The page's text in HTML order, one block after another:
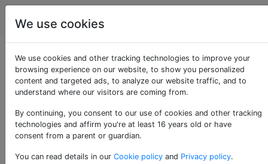
Apple
IPhone 6s-Apps
werden in iTunes
unter Windows 10
nicht angezeigt
We use cookies
We use cookies and other tracking technologies to improve your
browsing experience on our website, to show you personalized
content and targeted ads, to analyze our website traffic, and to
understand where our visitors are coming from.
By continuing, you consent to our use of cookies and other tracking
technologies and affirm you're at least 16 years old or have
consent from a parent or guardian.
You can read details in our Cookie policy and Privacy policy.